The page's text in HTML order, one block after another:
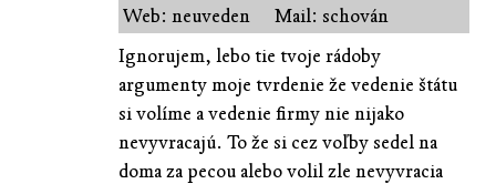
Web: neuveden
Mail: schován
Ignorujem, lebo tie tvoje rádoby
argumenty moje tvrdenie že vedenie štátu
si volíme a vedenie firmy nie nijako
nevyvracajú. To že si cez voľby sedel na
doma za pecou alebo volil zle nevyvracia